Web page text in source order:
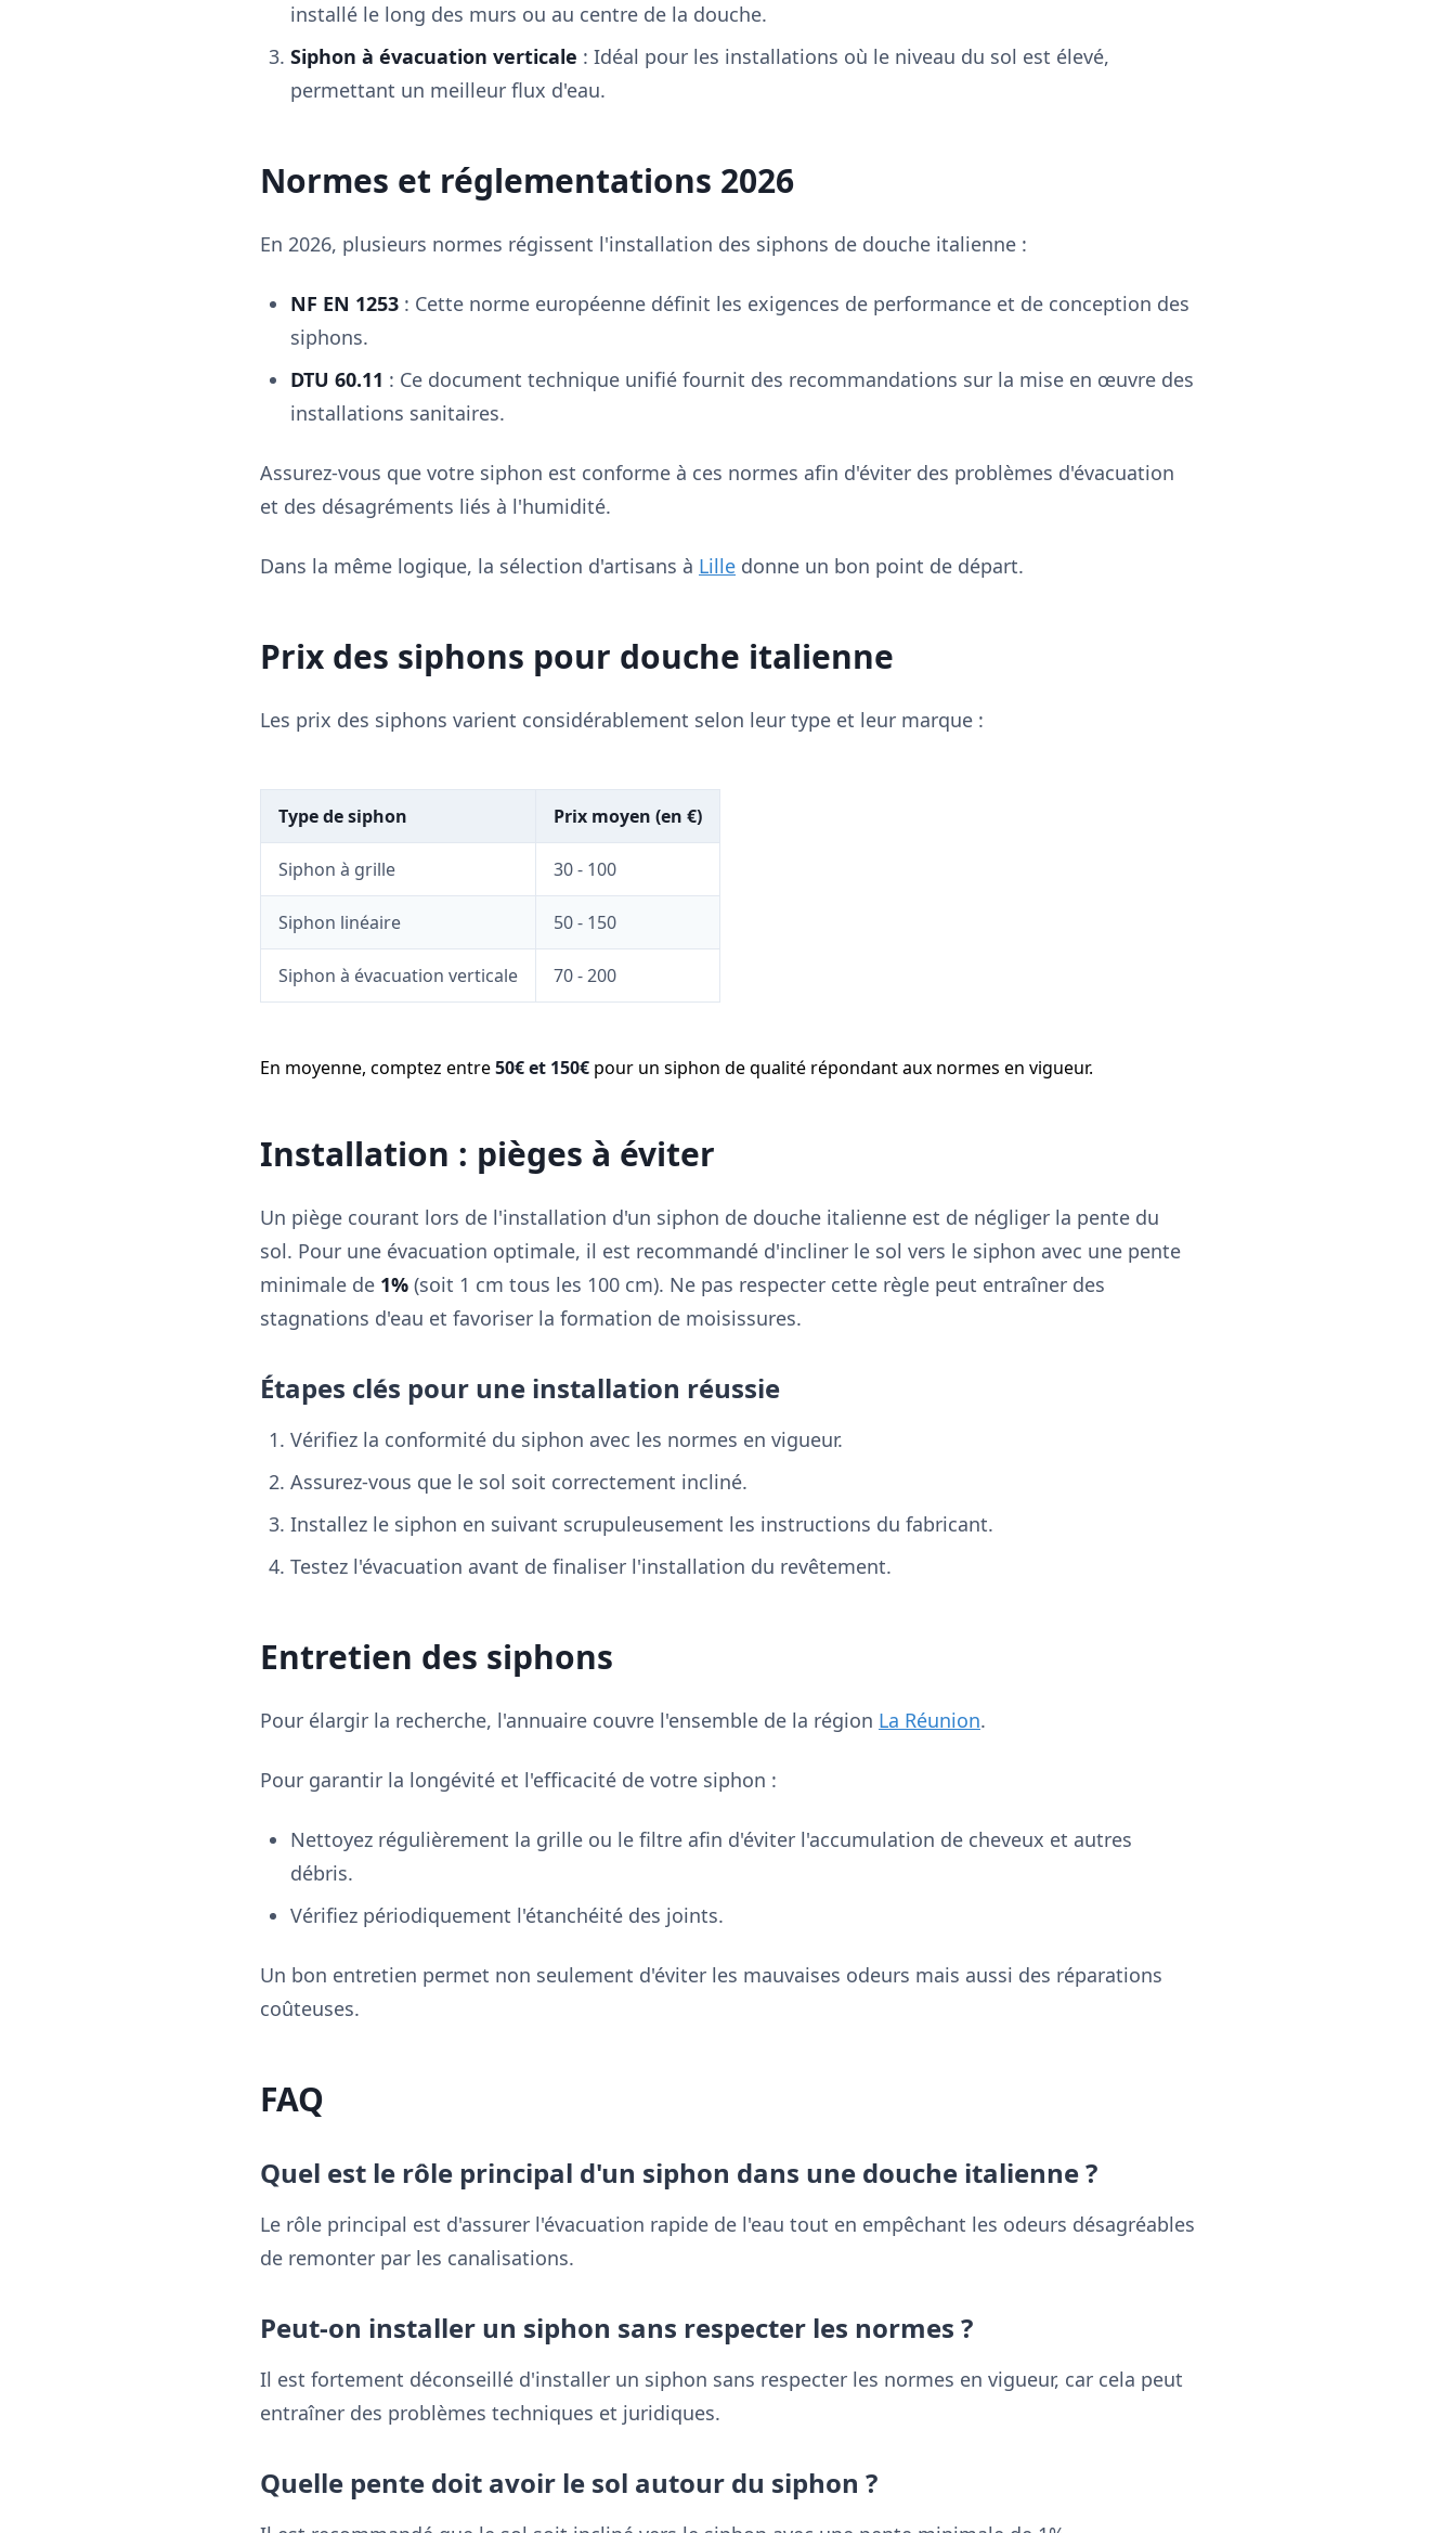
installé le long des murs ou au centre de la douche.
Siphon à évacuation verticale : Idéal pour les installations où le niveau du sol est élevé,
permettant un meilleur flux d'eau.
Normes et réglementations 2026
En 2026, plusieurs normes régissent l'installation des siphons de douche italienne :
NF EN 1253 : Cette norme européenne définit les exigences de performance et de conception des
siphons.
DTU 60.11 : Ce document technique unifié fournit des recommandations sur la mise en œuvre des
installations sanitaires.
Assurez-vous que votre siphon est conforme à ces normes afin d'éviter des problèmes d'évacuation
et des désagréments liés à l'humidité.
Dans la même logique, la sélection d'artisans à Lille donne un bon point de départ.
Prix des siphons pour douche italienne
Les prix des siphons varient considérablement selon leur type et leur marque :
Type de siphon Prix moyen (en €)
Siphon à grille 30 - 100
Siphon linéaire 50 - 150
Siphon à évacuation verticale 70 - 200
En moyenne, comptez entre50€ et 150€ pour un siphon de qualité répondant aux normes en vigueur.
Installation : pièges à éviter
Un piège courant lors de l'installation d'un siphon de douche italienne est de négliger la pente du
sol. Pour une évacuation optimale, il est recommandé d'incliner le sol vers le siphon avec une pente
minimale de 1% (soit 1 cm tous les 100 cm). Ne pas respecter cette règle peut entraîner des
stagnations d'eau et favoriser la formation de moisissures.
Étapes clés pour une installation réussie
Vérifiez la conformité du siphon avec les normes en vigueur.
Assurez-vous que le sol soit correctement incliné.
Installez le siphon en suivant scrupuleusement les instructions du fabricant.
Testez l'évacuation avant de finaliser l'installation du revêtement.
Entretien des siphons
Pour élargir la recherche, l'annuaire couvre l'ensemble de la région La Réunion.
Pour garantir la longévité et l'efficacité de votre siphon :
Nettoyez régulièrement la grille ou le filtre afin d'éviter l'accumulation de cheveux et autres
débris.
Vérifiez périodiquement l'étanchéité des joints.
Un bon entretien permet non seulement d'éviter les mauvaises odeurs mais aussi des réparations
coûteuses.
FAQ
Quel est le rôle principal d'un siphon dans une douche italienne ?
Le rôle principal est d'assurer l'évacuation rapide de l'eau tout en empêchant les odeurs désagréables
de remonter par les canalisations.
Peut-on installer un siphon sans respecter les normes ?
Il est fortement déconseillé d'installer un siphon sans respecter les normes en vigueur, car cela peut
entraîner des problèmes techniques et juridiques.
Quelle pente doit avoir le sol autour du siphon ?